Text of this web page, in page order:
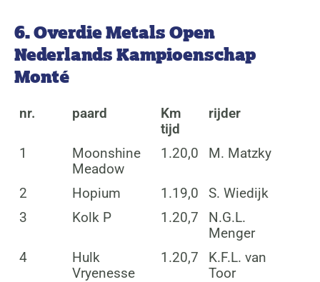
6. Overdie Metals Open
Nederlands Kampioenschap
Monté
nr. paard
Km
tijd
rijder
1
Moonshine
Meadow
1.20,0 M. Matzky
2 Hopium 1.19,0
S. Wiedijk
3
Kolk P 1.20,7
N.G.L.
Menger
4
Hulk
Vryenesse
1.20,7
K.F.L. van
Toor